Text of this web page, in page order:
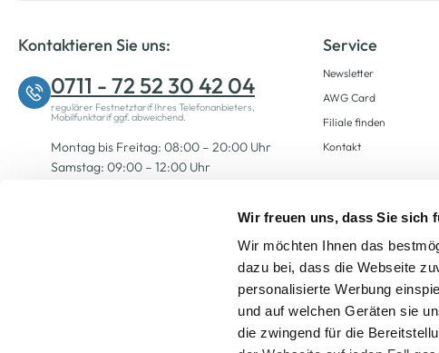
Wir freuen uns, dass Sie sich
Wir möchten Ihnen das
dazu bei, dass die Webseite
personalisierte Werbung
und auf welchen Geräten sie
die zwingend für die
Kontaktieren Sie uns:
0711 - 72 52 30 42 04
regulärer Festnetztarif Ihres Telefonanbieters,
Mobilfunktarif ggf. abweichend.
Montag bis Freitag: 08:00 – 20:00 Uhr
Samstag: 09:00 – 12:00 Uhr
Service
Newsletter
AWG Card
Filiale finden
Kontakt